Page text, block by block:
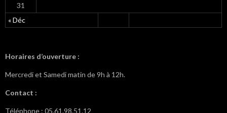
« Déc
31
Horaires d’ouverture :
Mercredi et Samedi matin de 9h à 12h.
Contact :
Téléphone : 05.61.98.51.12